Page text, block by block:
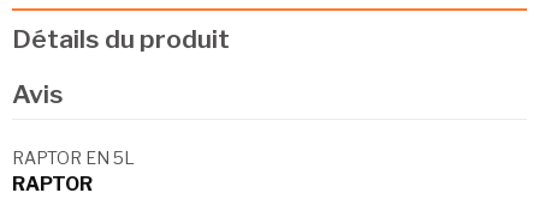
Détails du produit
Avis
RAPTOR EN 5L
RAPTOR